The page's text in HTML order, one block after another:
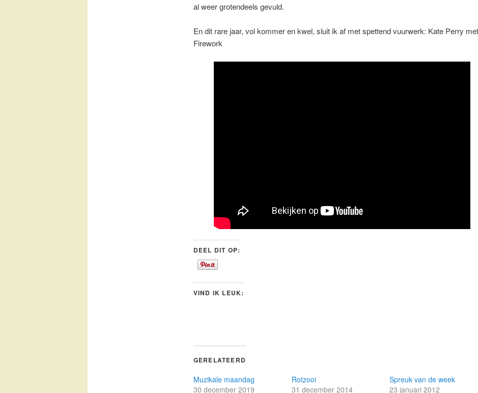
al weer grotendeels gevuld.
En dit rare jaar, vol kommer en kwel, sluit ik af met spettend vuurwerk: Kate Perry met
Firework
DEEL DIT OP:
VIND IK LEUK:
GERELATEERD
Muzikale maandag
30 december 2019
Rotzooi
31 december 2014
Spreuk van de week
23 januari 2012